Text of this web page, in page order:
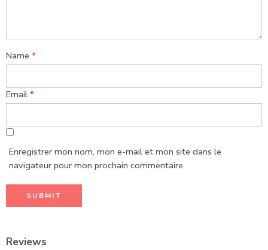
Name *
Email *
Enregistrer mon nom, mon e-mail et mon site dans le
navigateur pour mon prochain commentaire.
Reviews